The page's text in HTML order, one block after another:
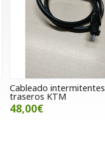
Cableado intermitentes
traseros KTM
48,00€